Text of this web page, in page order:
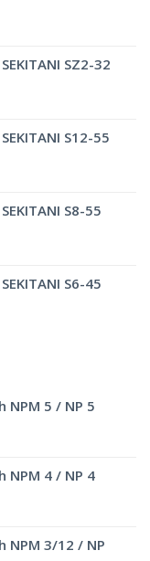
SZ2-32
S12-55
S8-55
S6-45
NPM 5 / NP 5
NPM 4 / NP 4
NPM 3/12 / NP